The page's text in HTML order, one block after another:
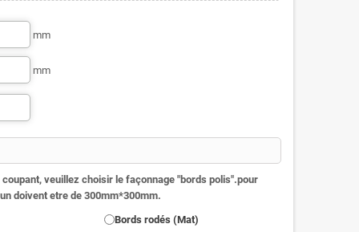
mm
mm
veuillez choisir le façonnage "bords polis".pour
doivent etre de 300mm*300mm.
Bords rodés (Mat)